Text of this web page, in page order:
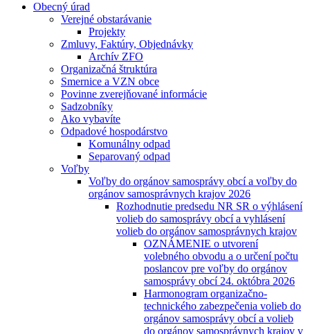
Obecný úrad
Verejné obstarávanie
Projekty
Zmluvy, Faktúry, Objednávky
Archív ZFO
Organizačná štruktúra
Smernice a VZN obce
Povinne zverejňované informácie
Sadzobníky
Ako vybavíte
Odpadové hospodárstvo
Komunálny odpad
Separovaný odpad
Voľby
Voľby do orgánov samosprávy obcí a voľby do
orgánov samosprávnych krajov 2026
Rozhodnutie predsedu NR SR o výhlásení
volieb do samosprávy obcí a vyhlásení
volieb do orgánov samosprávnych krajov
OZNÁMENIE o utvorení
volebného obvodu a o určení počtu
poslancov pre voľby do orgánov
samosprávy obcí 24. októbra 2026
Harmonogram organizačno-
technického zabezpečenia volieb do
orgánov samosprávy obcí a volieb
do orgánov samosprávnych krajov v